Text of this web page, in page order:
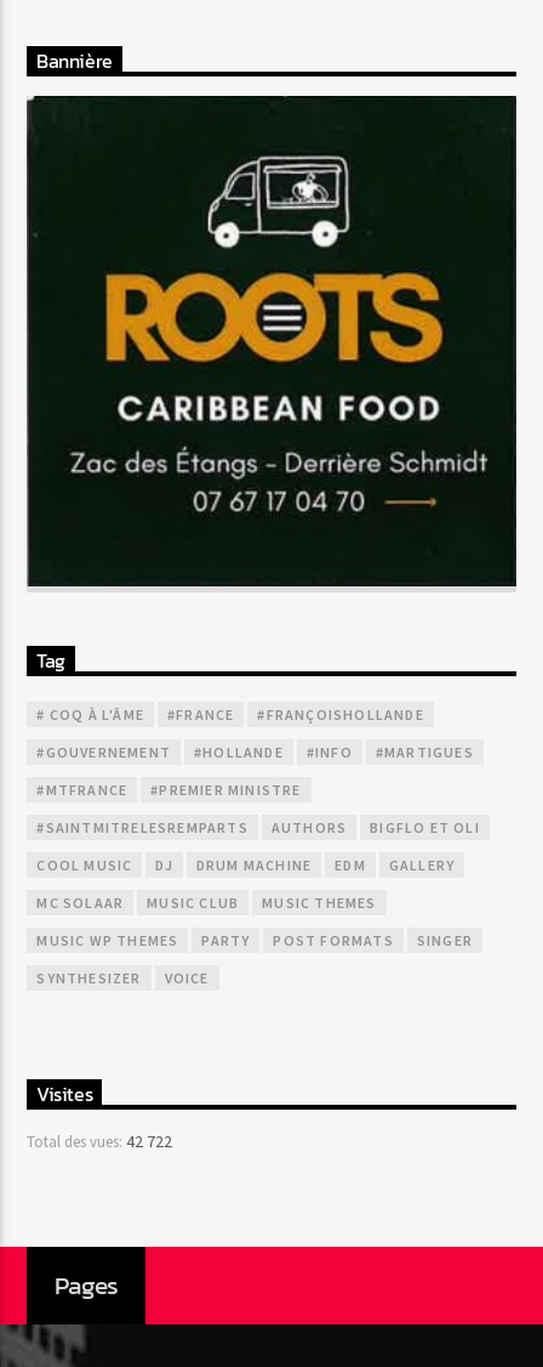
Bannière
Tag
# COQ À L'ÂME #FRANCE #FRANÇOISHOLLANDE
#GOUVERNEMENT #HOLLANDE #INFO #MARTIGUES
#MTFRANCE #PREMIER MINISTRE
#SAINTMITRELESREMPARTS AUTHORS BIGFLO ET OLI
COOL MUSIC DJ DRUM MACHINE EDM GALLERY
MC SOLAAR MUSIC CLUB MUSIC THEMES
MUSIC WP THEMES PARTY POST FORMATS SINGER
SYNTHESIZER VOICE
Visites
Total des vues:42 722
Pages